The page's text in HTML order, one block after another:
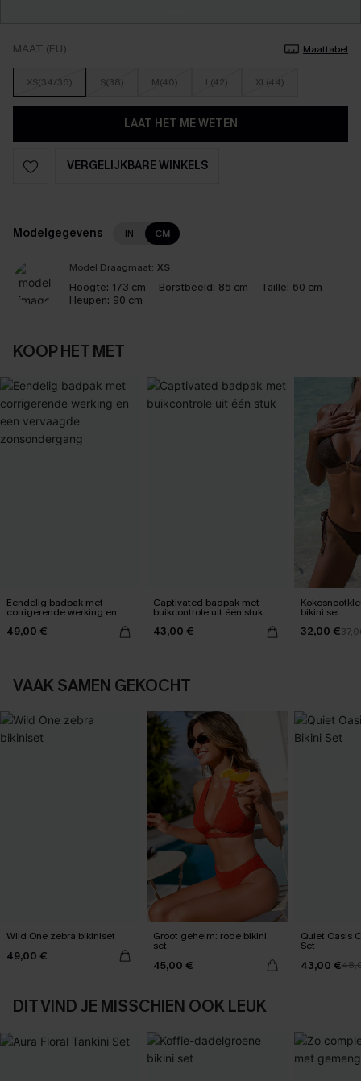
MAAT (EU) Maattabel
XS(34/36) S(38) M(40) L(42) XL(44)
LAAT HET ME WETEN
VERGELIJKBARE WINKELS
Modelgegevens IN CM
Model Draagmaat: XS
Hoogte: 173 cm Borstbeeld: 85 cm Taille: 60 cm
Heupen: 90 cm
KOOP HET MET
Eendelig badpak met
corrigerende werking en
een vervaagde
zonsondergang
49,00 €
Captivated badpak met
buikcontrole uit één stuk
43,00 €
bikini set
32,00 €
VAAK SAMEN GEKOCHT
Wild One zebra bikiniset
49,00 €
Groot geheim: rode bikini
set
45,00 €
Quiet Oasis
Set
43,00 €
DIT VIND JE MISSCHIEN OOK LEUK